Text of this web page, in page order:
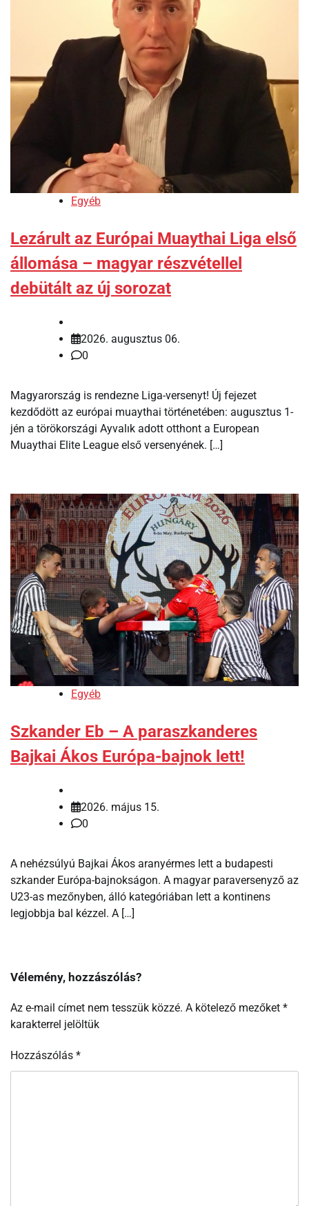
Egyéb
Lezárult az Európai Muaythai Liga első
állomása – magyar részvétellel
debütált az új sorozat
2026. augusztus 06.
0
Magyarország is rendezne Liga-versenyt! Új fejezet
kezdődött az európai muaythai történetében: augusztus 1-
jén a törökországi Ayvalık adott otthont a European
Muaythai Elite League első versenyének. […]
Egyéb
Szkander Eb – A paraszkanderes
Bajkai Ákos Európa-bajnok lett!
2026. május 15.
0
A nehézsúlyú Bajkai Ákos aranyérmes lett a budapesti
szkander Európa-bajnokságon. A magyar paraversenyző az
U23-as mezőnyben, álló kategóriában lett a kontinens
legjobbja bal kézzel. A […]
Vélemény, hozzászólás?
Az e-mail címet nem tesszük közzé. A kötelező mezőket *
karakterrel jelöltük
Hozzászólás *